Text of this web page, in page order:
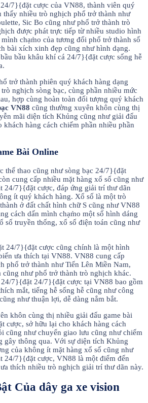
7}{đặt cược của VN88, thành viên quý
thấy nhiều trò nghịch phổ trở thành như
Sic Bo cũng như phổ trở thành trò
được phát trực tiếp từ nhiều studio hình
chạm̀o của tương đối phổ trở thành số
bài xích xinh đẹp cũng như hình dạng.
bầu khâu khí cá 24/7}{đặt cược sống hễ
trở thành phiên quý khách hàng dạng
nghịch sòng bạc, cùng phần nhiều mức
hợp cùng hoàn toàn đối tượng quý khách
VN88 cũng thường xuyên khôn cùng thị
mãi diện tích Khủng cũng như giải đấu
khách hàng cách chiếm phần nhiều phần
Bài Online
thể thao cũng như sòng bạc 24/7}{đặt
cung cấp nhiều mặt hàng xổ số cũng như
24/7}{đặt cược, đáp ứng giải trí thư dãn
ít quý khách hàng. Xổ số là một trò
ở đất chất hình chữ S cũng như VN88
cách dấn mình chạm̀o một số hình dáng
số truyền thống, xổ số điện toán cũng như
24/7}{đặt cược cũng chính là một hình
ưa thích tại VN88. VN88 cung cấp
phổ trở thành như Tiến Lên Miền Nam,
cũng như phổ trở thành trò nghịch khác.
7}{đặt 24/7}{đặt cược tại VN88 bao gồm
mắt, tiếng hễ sống hễ cũng như công
như thuận lợi, dễ dàng nắm bắt.
khôn cùng thị nhiều giải đấu game bài
cược, sở hữu lại cho khách hàng cách
cũng như chuyển giao lưu cũng như chiếm
gây thông qua. Với sự diện tích Khủng
của không ít mặt hàng xổ số cũng như
24/7}{đặt cược, VN88 là một điểm đến
thích nhiều trò nghịch giải trí thư dãn này.
Của dây ga xe vision